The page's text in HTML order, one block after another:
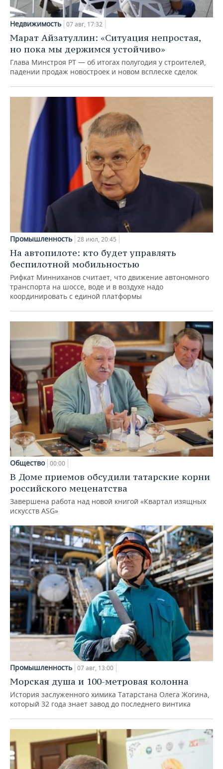
Недвижимость 07 авг, 17:32
Марат Айзатуллин: «Ситуация непростая,
но пока мы держимся устойчиво»
Глава Минстроя РТ — об итогах полугодия у строителей,
падении продаж новостроек и новом всплеске сделок
Промышленность 28 июл, 20:45
На автопилоте: кто будет управлять
беспилотной мобильностью
Рифкат Минниханов считает, что движение автономного
транспорта на шоссе, воде и в воздухе надо
координировать с единой платформы
Общество 00:00
В Доме приемов обсудили татарские корни
российского меценатства
Завершена работа над новой книгой «Квартал изящных
искусств ASG»
Промышленность 07 авг, 13:00
Морская душа и 100-метровая колонна
История заслуженного химика Татарстана Олега Жогина,
который 32 года знает завод до последнего винтика